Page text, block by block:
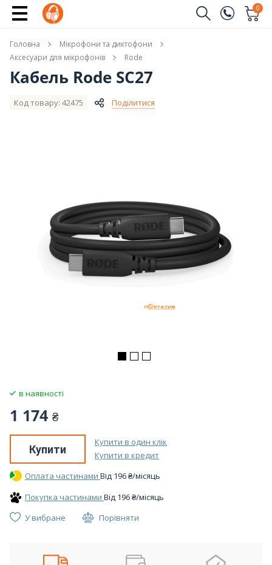
(096)
(044)
0
Ім'я
Головна
Мікрофони та диктофони
Аксесуари для мікрофонів
Rode
Кабель Rode SC27
Код товару: 42475 Поділитися
в наявності
1 174 ₴
Купити
Купити в один клік
Купити в кредит
Оплата частинами Вiд 196₴/місяць
Покупка частинами Вiд 196₴/місяць
У вибране
Порівняти
Купити